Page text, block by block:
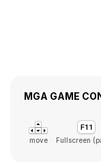
MGA GAME
move Fullscreen